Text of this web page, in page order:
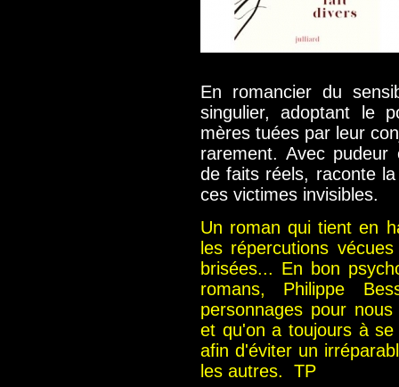
En romancier du
singulier, adoptant le
mères tuées par leur
rarement. Avec
de faits réels, raconte
ces victimes invisibles.
Un roman qui tient en
les répercutions
brisées... En bon
romans, Philippe
personnages pour
et qu'on a toujours à
afin d'éviter un
les autres. TP